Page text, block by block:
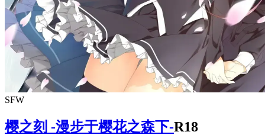
SFW
樱之刻 -漫步于樱花之森下-R18